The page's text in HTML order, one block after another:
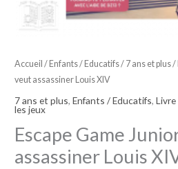
Accueil / Enfants / Educatifs/ 7 ans et plus/
veut assassiner Louis XIV
7 ans et plus,Enfants / Educatifs,Livre
les jeux
Escape Game
assassiner Louis